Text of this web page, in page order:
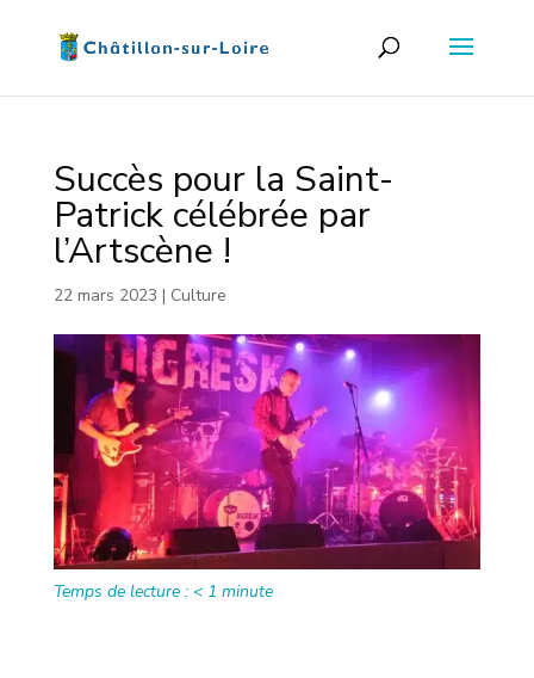
Succès pour la Saint-
Patrick célébrée par
l’Artscène !
22 mars 2023 | Culture
Temps de lecture : < 1 minute